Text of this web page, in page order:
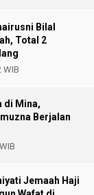
Bilal
Total 2
WIB
di Mina,
Berjalan
Jemaah Haji